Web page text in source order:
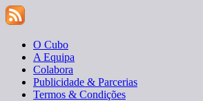
O Cubo
A Equipa
Colabora
Publicidade & Parcerias
Termos & Condições